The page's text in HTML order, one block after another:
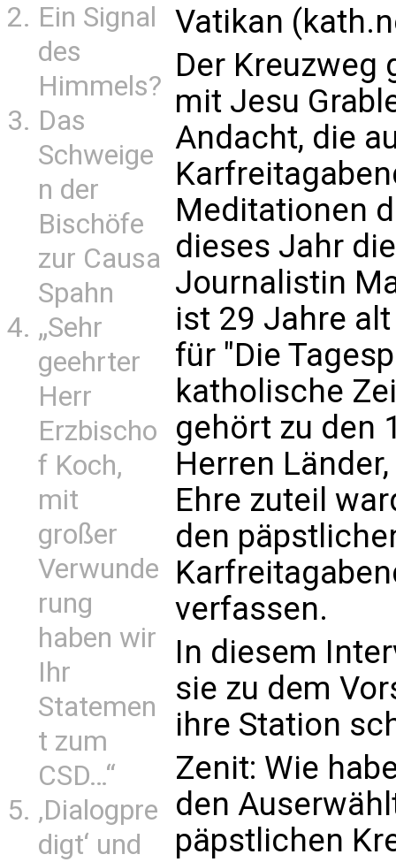
Ein Signal
des
Himmels?
Das
Schweige
n der
Bischöfe
zur Causa
Spahn
„Sehr
geehrter
Herr
Erzbischo
f Koch,
mit
großer
Verwunde
rung
haben wir
Ihr
Statemen
t zum
CSD…“
‚Dialogpre
digt‘ und
Vatikan
Der Kreuzweg
mit Jesu
Andacht, die
Meditationen
dieses Jahr
Journalistin
ist 29 Jahre
für "Die
katholische
gehört zu den
Herren
Ehre zuteil
den
verfassen.
In diesem
sie zu dem
ihre Station
Zenit: Wie
den
päpstlichen